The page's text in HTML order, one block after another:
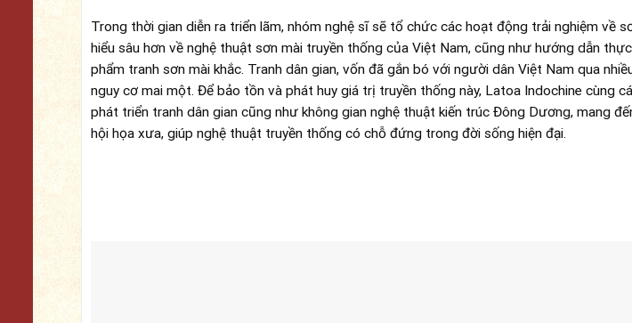
Trong thời gian diễn ra triển lãm, nhóm nghệ sĩ sẽ tổ chức các hoạt động trải nghiệm về
hiểu sâu hơn về nghệ thuật sơn mài truyền thống của Việt Nam, cũng như hướng dẫn
phẩm tranh sơn mài khắc. Tranh dân gian, vốn đã gắn bó với người dân Việt Nam qua
nguy cơ mai một. Để bảo tồn và phát huy giá trị truyền thống này, Latoa Indochine cùng
phát triển tranh dân gian cũng như không gian nghệ thuật kiến trúc Đông Dương, mang
hội họa xưa, giúp nghệ thuật truyền thống có chỗ đứng trong đời sống hiện đại.